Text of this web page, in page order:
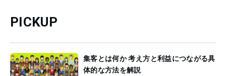
PICKUP
集客とは何か 考え方と利益につながる具
体的な方法を解説